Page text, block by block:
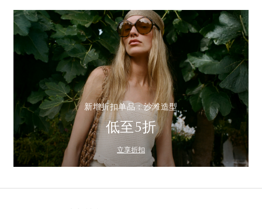
新增折扣单品：沙滩造型
低至5折
立享折扣